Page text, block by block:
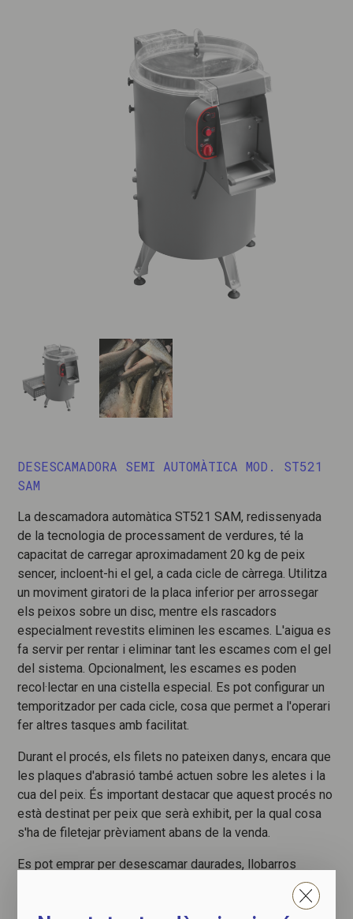
DESESCAMADORA SEMI AUTOMÀTICA MOD. ST521
SAM
La descamadora automàtica ST521 SAM, redissenyada
de la tecnologia de processament de verdures, té la
capacitat de carregar aproximadament 20 kg de peix
sencer, incloent-hi el gel, a cada cicle de càrrega. Utilitza
un moviment giratori de la placa inferior per arrossegar
els peixos sobre un disc, mentre els rascadors
especialment revestits eliminen les escames. L'aigua es
fa servir per rentar i eliminar tant les escames com el gel
del sistema. Opcionalment, les escames es poden
recol·lectar en una cistella especial. Es pot configurar un
temporitzador per cada cicle, cosa que permet a l'operari
fer altres tasques amb facilitat.
Durant el procés, els filets no pateixen danys, encara que
les plaques d'abrasió també actuen sobre les aletes i la
cua del peix. És important destacar que aquest procés no
està destinat per peix que serà exhibit, per la qual cosa
s'ha de filetejar prèviament abans de la venda.
Es pot emprar per desescamar daurades, llobarros
(neros), serrans imperials i altres peixos sencers de